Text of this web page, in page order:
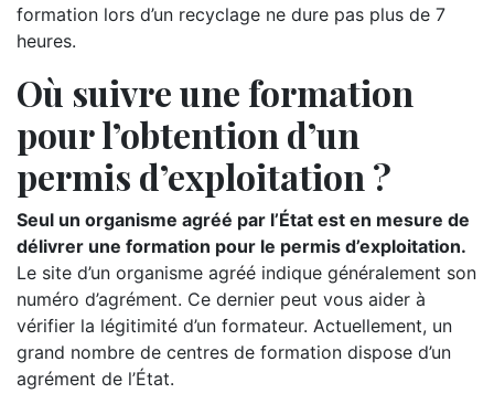
formation lors d’un recyclage ne dure pas plus de 7
heures.
Où suivre une formation
pour l’obtention d’un
permis d’exploitation ?
Seul un organisme agréé par l’État est en mesure de
délivrer une formation pour le permis d’exploitation.
Le site d’un organisme agréé indique généralement son
numéro d’agrément. Ce dernier peut vous aider à
vérifier la légitimité d’un formateur. Actuellement, un
grand nombre de centres de formation dispose d’un
agrément de l’État.